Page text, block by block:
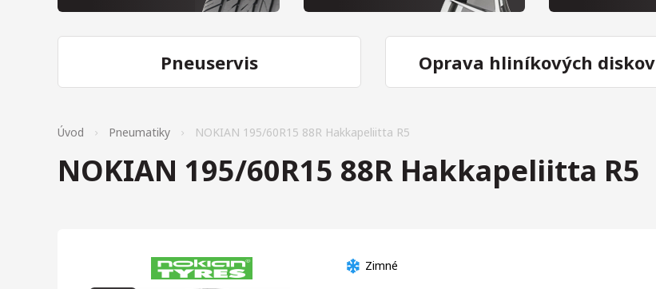
Pneuservis Oprava hliníkových diskov
Úvod Pneumatiky NOKIAN 195/60R15 88R Hakkapeliitta R5
NOKIAN 195/60R15 88R Hakkapeliitta R5
Zimné